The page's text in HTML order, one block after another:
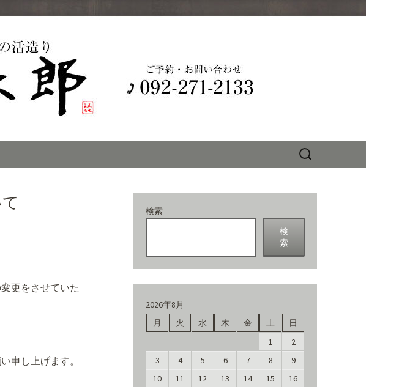
き造りを味わえる
検
索:
更をさせていた
申し上げます。
検索
検
索
2026年8月
月
火 水 木 金 土
日
1
2
3
4 5 6 7 8
9
10
11 12 13 14 15
16